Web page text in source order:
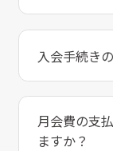
入会手続き
月会費の支
ますか？